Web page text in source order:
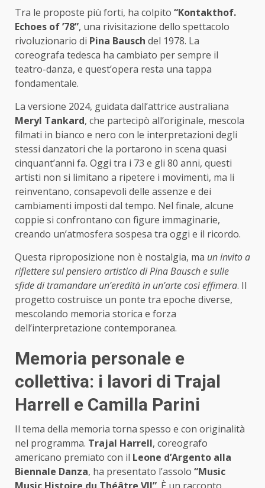
Tra le proposte più forti, ha colpito “Kontakthof.
Echoes of ’78”, una rivisitazione dello spettacolo
rivoluzionario di Pina Bausch del 1978. La
coreografa tedesca ha cambiato per sempre il
teatro-danza, e quest’opera resta una tappa
fondamentale.
La versione 2024, guidata dall’attrice australiana
Meryl Tankard, che partecipò all’originale, mescola
filmati in bianco e nero con le interpretazioni degli
stessi danzatori che la portarono in scena quasi
cinquant’anni fa. Oggi tra i 73 e gli 80 anni, questi
artisti non si limitano a ripetere i movimenti, ma li
reinventano, consapevoli delle assenze e dei
cambiamenti imposti dal tempo. Nel finale, alcune
coppie si confrontano con figure immaginarie,
creando un’atmosfera sospesa tra oggi e il ricordo.
Questa riproposizione non è nostalgia, ma un invito a
riflettere sul pensiero artistico di Pina Bausch e sulle
sfide di tramandare un’eredità in un’arte così effimera. Il
progetto costruisce un ponte tra epoche diverse,
mescolando memoria storica e forza
dell’interpretazione contemporanea.
Memoria personale e
collettiva: i lavori di Trajal
Harrell e Camilla Parini
Il tema della memoria torna spesso e con originalità
nel programma. Trajal Harrell, coreografo
americano premiato con il Leone d’Argento alla
Biennale Danza, ha presentato l’assolo “Music